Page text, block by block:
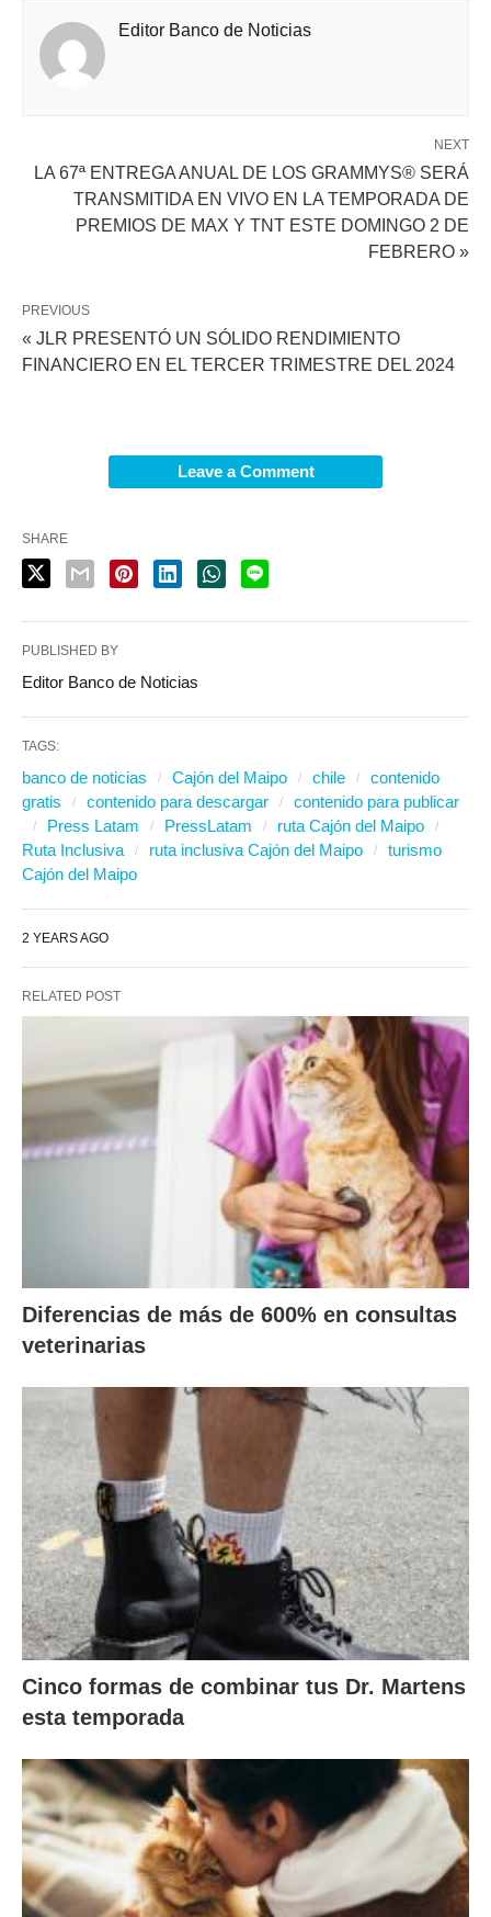
Editor Banco de Noticias
NEXT
LA 67ª ENTREGA ANUAL DE LOS GRAMMYS® SERÁ
TRANSMITIDA EN VIVO EN LA TEMPORADA DE
PREMIOS DE MAX Y TNT ESTE DOMINGO 2 DE
FEBRERO »
PREVIOUS
« JLR PRESENTÓ UN SÓLIDO RENDIMIENTO
FINANCIERO EN EL TERCER TRIMESTRE DEL 2024
Leave a Comment
SHARE
PUBLISHED BY
Editor Banco de Noticias
TAGS:
banco de noticias Cajón del Maipo chile
contenido
gratis
contenido para descargar
contenido para publicar
Press Latam
PressLatam
ruta Cajón del Maipo
Ruta Inclusiva
ruta inclusiva Cajón del Maipo
turismo
Cajón del Maipo
2 YEARS AGO
RELATED POST
Diferencias de más de 600% en consultas
veterinarias
Cinco formas de combinar tus Dr. Martens
esta temporada